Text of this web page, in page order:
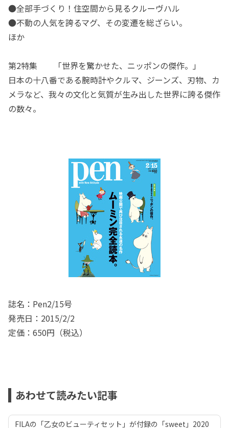
●全部手づくり！住空間から見るクルーヴハル
●不動の人気を誇るマグ、その変遷を総ざらい。
ほか
第2特集 「世界を驚かせた、ニッポンの傑作。」
日本の十八番である腕時計やクルマ、ジーンズ、刃物、カ
メラなど、我々の文化と気質が生み出した世界に誇る傑作
の数々。
誌名：Pen2/15号
発売日：2015/2/2
定価：650円（税込）
あわせて読みたい記事
FILAの「乙女のビューティセット」が付録の「sweet」2020